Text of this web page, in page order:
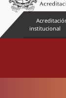
institucional